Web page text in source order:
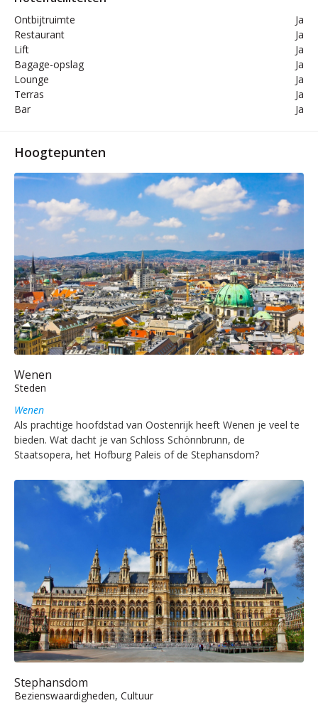
Ontbijtruimte
Ja
Restaurant
Ja
Lift
Ja
Bagage-opslag
Ja
Lounge
Ja
Terras
Ja
Bar
Ja
Hoogtepunten
Wenen
Steden
Wenen
Als prachtige hoofdstad van Oostenrijk heeft Wenen je veel te
bieden. Wat dacht je van Schloss Schönnbrunn, de
Staatsopera, het Hofburg Paleis of de Stephansdom?
Stephansdom
Bezienswaardigheden, Cultuur